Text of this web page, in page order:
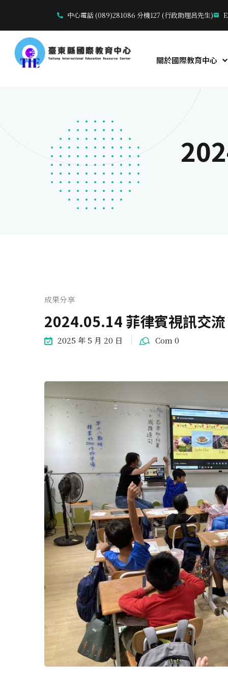
中心電話 (089)281086 分機127 (行政助理呂先生)
關於國際教育中心
成果分享
2024.05.14 菲律賓視訊交流
2025 年 5 月 20 日 Com 0